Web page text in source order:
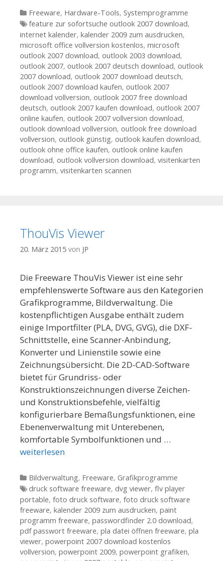
Kategorien
Freeware, Hardware-Tools, Systemprogramme
Tags
feature zur sofortsuche outlook 2007 download,
internet kalender, kalender 2009 zum ausdrucken,
microsoft office vollversion kostenlos, microsoft
outlook 2007 download, outlook 2003 download,
outlook 2007, outlook 2007 deutsch download, outlook
2007 download, outlook 2007 download deutsch,
outlook 2007 download kaufen, outlook 2007
download vollversion, outlook 2007 free download
deutsch, outlook 2007 kaufen download, outlook 2007
online kaufen, outlook 2007 vollversion download,
outlook download vollversion, outlook free download
vollversion, outlook günstig, outlook kaufen download,
outlook ohne office kaufen, outlook online kaufen
download, outlook vollversion download, visitenkarten
programm, visitenkarten scannen
ThouVis Viewer
20. März 2015 von JP
Die Freeware ThouVis Viewer ist eine sehr
empfehlenswerte Software aus den Kategorien
Grafikprogramme, Bildverwaltung. Die
kostenpflichtigen Ausgabe enthält zudem
einige Importfilter (PLA, DVG, GVG), die DXF-
Schnittstelle, eine Scanner-Anbindung,
Konverter und Linienstile sowie eine
Zeichnungsübersicht. Die 2D-CAD-Software
bietet für Grundriss- oder
Konstruktionszeichnungen diverse Zeichen-
und Konstruktionsbefehle, vielfältig
konfigurierbare Bemaßungsfunktionen, eine
Ebenenverwaltung mit Unterebenen,
komfortable Symbolfunktionen und …
weiterlesen
Kategorien
Bildverwaltung, Freeware, Grafikprogramme
Tags
druck software freeware, dvg viewer, flv player
portable, foto druck software, foto druck software
freeware, kalender 2009 zum ausdrucken, paint
programm freeware, passwordfinder 2.0 download,
pdf passwort freeware, pla datei öffnen freeware, pla
viewer, powerpoint 2007 download kostenlos
vollversion, powerpoint 2009, powerpoint grafiken,